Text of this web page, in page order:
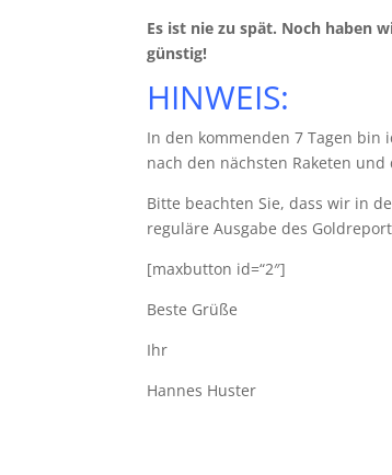
Es ist nie zu spät. Noch haben
günstig!
HINWEIS:
In den kommenden 7 Tagen bin
nach den nächsten Raketen
Bitte beachten Sie, dass wir in
reguläre Ausgabe des
[maxbutton id=“2″]
Beste Grüße
Ihr
Hannes Huster